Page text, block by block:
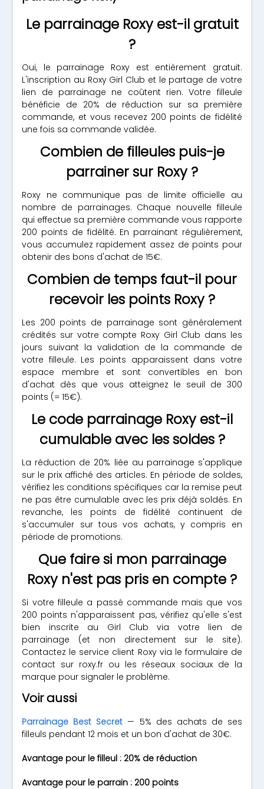
Le parrainage Roxy est-il gratuit
?
Oui, le parrainage Roxy est entièrement gratuit.
L'inscription au Roxy Girl Club et le partage de votre
lien de parrainage ne coûtent rien. Votre filleule
bénéficie de 20% de réduction sur sa première
commande, et vous recevez 200 points de fidélité
une fois sa commande validée.
Combien de filleules puis-je
parrainer sur Roxy ?
Roxy ne communique pas de limite officielle au
nombre de parrainages. Chaque nouvelle filleule
qui effectue sa première commande vous rapporte
200 points de fidélité. En parrainant régulièrement,
vous accumulez rapidement assez de points pour
obtenir des bons d'achat de 15€.
Combien de temps faut-il pour
recevoir les points Roxy ?
Les 200 points de parrainage sont généralement
crédités sur votre compte Roxy Girl Club dans les
jours suivant la validation de la commande de
votre filleule. Les points apparaissent dans votre
espace membre et sont convertibles en bon
d'achat dès que vous atteignez le seuil de 300
points (= 15€).
Le code parrainage Roxy est-il
cumulable avec les soldes ?
La réduction de 20% liée au parrainage s'applique
sur le prix affiché des articles. En période de soldes,
vérifiez les conditions spécifiques car la remise peut
ne pas être cumulable avec les prix déjà soldés. En
revanche, les points de fidélité continuent de
s'accumuler sur tous vos achats, y compris en
période de promotions.
Que faire si mon parrainage
Roxy n'est pas pris en compte ?
Si votre filleule a passé commande mais que vos
200 points n'apparaissent pas, vérifiez qu'elle s'est
bien inscrite au Girl Club via votre lien de
parrainage (et non directement sur le site).
Contactez le service client Roxy via le formulaire de
contact sur roxy.fr ou les réseaux sociaux de la
marque pour signaler le problème.
Voir aussi
Parrainage Best Secret — 5% des achats de ses
filleuls pendant 12 mois et un bon d'achat de 30€.
Avantage pour le filleul : 20% de réduction
Avantage pour le parrain : 200 points